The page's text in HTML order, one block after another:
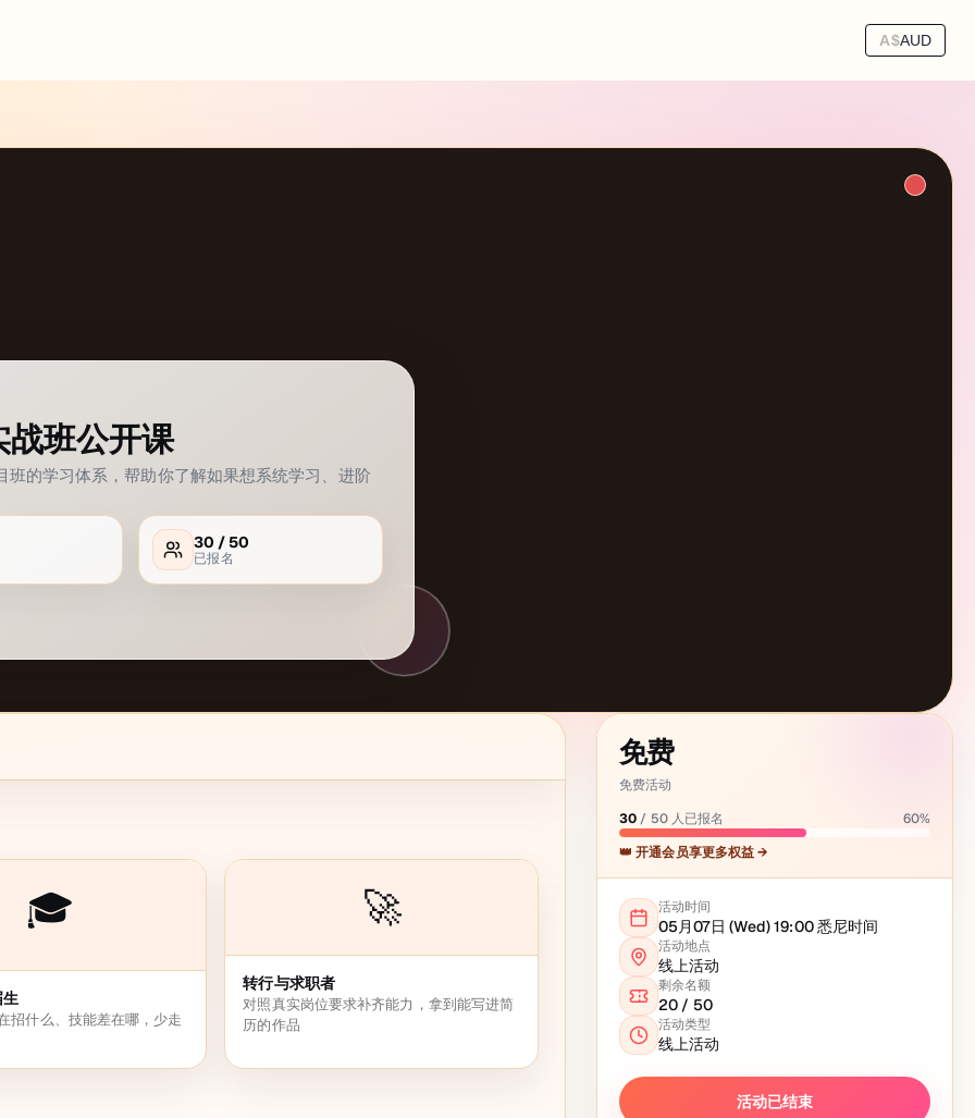
A$AUD
战班公开课
的学习体系，帮助你了解如果想系统学习、进阶
30 /50
已报名
🎓
生
招什么、技能差在哪，少走
🚀
转行与求职者
对照真实岗位要求补齐能力，拿到能写进简
历的作品
免费
免费活动
30 / 50人已报名 60%
👑 开通会员享更多权益 →
活动时间
05月07日 (Wed) 19:00悉尼时间
活动地点
线上活动
剩余名额
20 / 50
活动类型
线上活动
活动已结束